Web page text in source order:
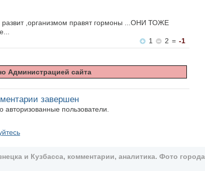
развит ,организмом правят гормоны ...ОНИ ТОЖЕ
1
2 = -1
Администрацией сайта
завершен
авторизованные пользователи.
и Кузбасса, комментарии, аналитика. Фото